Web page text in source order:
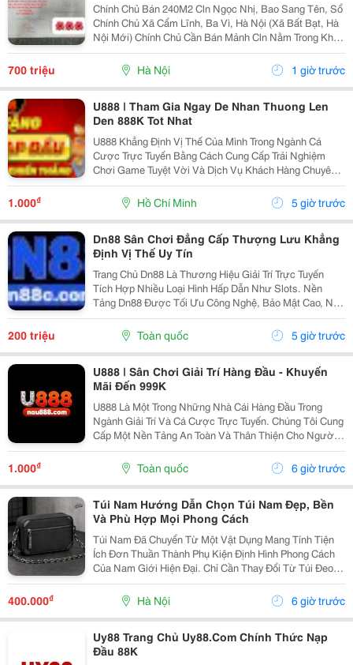
Chính Chủ Bán 240M2 Cln Ngọc Nhị, Bao Sang Tên, Sổ
Chính Chủ Xã Cẩm Lĩnh, Ba Vì, Hà Nội (Xã Bất Bạt, Hà
Nội Mới) Chính Chủ Cần Bán Mảnh Cln Nằm Trong Khu
Dân Cư Lâu Đời Có Thể Lên Thổ Cư Ở Cẩm Lĩnh, Ba
Vì:lh*0O9O4669755 - Đất Vuông Vắn View Cánh...
700 triệu Hà Nội 1 giờ trước
U888 | Tham Gia Ngay De Nhan Thuong Len
Den 888K Tot Nhat
U888 Khẳng Định Vị Thế Của Mình Trong Ngành Cá
Cược Trực Tuyến Bằng Cách Cung Cấp Trải Nghiệm
Chơi Game Tuyệt Vời Và Dịch Vụ Khách Hàng Chuyên
Nghiệp Nhất. Với Danh Mục Trò Chơi Phong Phú Từ
Bài, Poker Đảm Bảo Bạn Sẽ Luôn Tìm Thấy Điều Gì Đó
Thú Vị...
1.000₫ Hồ Chí Minh 5 giờ trước
Dn88 Sân Chơi Đẳng Cấp Thượng Lưu Khẳng
Định Vị Thế Uy Tín
Trang Chủ Dn88 Là Thương Hiệu Giải Trí Trực Tuyến
Tích Hợp Nhiều Loại Hình Hấp Dẫn Như Slots. Nền
Tảng Dn88 Được Tối Ưu Công Nghệ, Bảo Mật Cao, Nạp
Rút Nhanh Và Hỗ Trợ Tốt Trên Pc Lẫn Điện Thoại Di
Động. Thông Tin Liên Hệ: Website:
Https://Dn88C.com/...
200 triệu Toàn quốc 5 giờ trước
U888 | Sân Chơi Giải Trí Hàng Đầu - Khuyến
Mãi Đến 999K
U888 Là Một Trong Những Nhà Cái Hàng Đầu Trong
Ngành Giải Trí Và Cá Cược Trực Tuyến. Chúng Tôi Cung
Cấp Một Nền Tảng An Toàn Và Thân Thiện Cho Người
Dùng Với Đa Dạng Các Trò Chơi Như Blackjack,
Baccarat, Poker, Và Nhiều Loại Máy Đánh Bạc Hấp Dẫn.
1.000₫ Toàn quốc 6 giờ trước
Túi Nam Hướng Dẫn Chọn Túi Nam Đẹp, Bền
Và Phù Hợp Mọi Phong Cách
Túi Nam Đã Chuyển Từ Một Vật Dụng Mang Tính Tiện
Ích Đơn Thuần Thành Phụ Kiện Định Hình Phong Cách
Của Nam Giới Hiện Đại. Chỉ Cần Thay Đổi Từ Túi Đeo
Chéo Sang Tote Hoặc Cặp Công Sở, Tổng Thể Trang
Phục Có Thể Trở Nên Trẻ Trung, Năng Động Hoặc Lịch...
400.000₫ Hà Nội 6 giờ trước
Uy88 Trang Chủ Uy88.Com Chính Thức Nạp
Đầu 88K